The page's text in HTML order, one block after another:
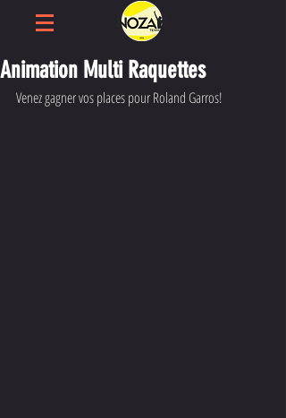
Animation Multi Raquettes
Venez gagner vos places pour Roland Garros!